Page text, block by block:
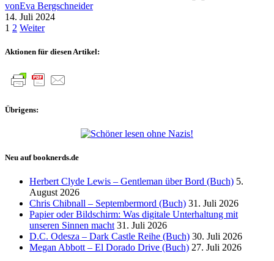
vonEva Bergschneider
14. Juli 2024
Seitennummerierung
der
1 2 Weiter
Aktionen für diesen Artikel:
Übrigens:
Neu auf booknerds.de
Herbert Clyde Lewis – Gentleman über Bord (Buch) 5.
August 2026
Chris Chibnall – Septembermord (Buch) 31. Juli 2026
Papier oder Bildschirm: Was digitale Unterhaltung mit
unseren Sinnen macht 31. Juli 2026
D.C. Odesza – Dark Castle Reihe (Buch) 30. Juli 2026
Megan Abbott – El Dorado Drive (Buch) 27. Juli 2026